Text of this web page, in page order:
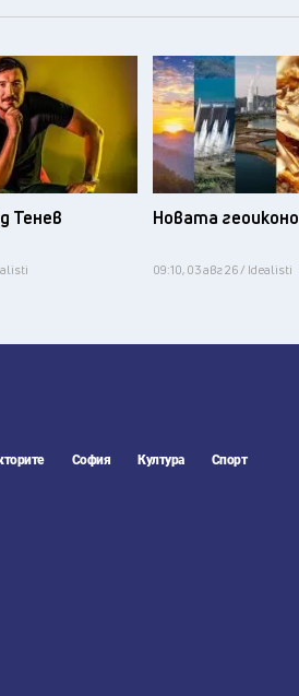
Тенев Новата
09:10, 03 авг 26 / Idealisti
София Култура
Спорт